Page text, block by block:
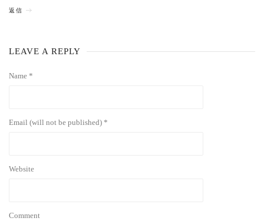
返信
LEAVE A REPLY
Name *
Email (will not be published) *
Website
Comment